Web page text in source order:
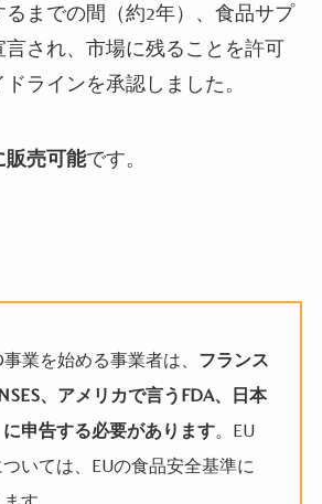
るまでの間（約2年）、食品サプ
言され、市場に残ることを許可
ラインを承認しました。
販売可能です。
業を始める事業者は、 フランス
、アメリカで言うFDA、日本
申告する必要があります。EU
いては、EUの食品安全基準に